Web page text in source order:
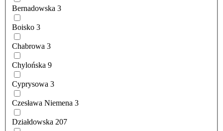
Bernadowska 3
Boisko 3
Chabrowa 3
Chylońska 9
Cyprysowa 3
Czesława Niemena 3
Działdowska 207